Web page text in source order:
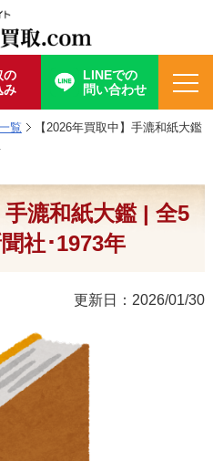
の
み
LINEでの
問い合わせ
覧
【2026年買取中】手漉和紙大鑑
手漉和紙大鑑 | 全5
社･1973年
更新日：2026/01/30